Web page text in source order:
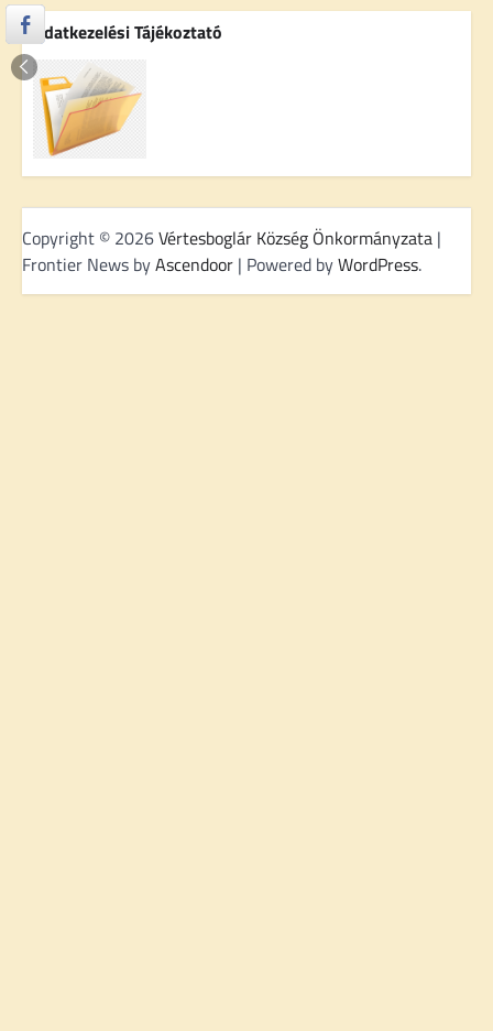
Adatkezelési Tájékoztató
Copyright © 2026Vértesboglár Község Önkormányzata |
Frontier News byAscendoor | Powered byWordPress.